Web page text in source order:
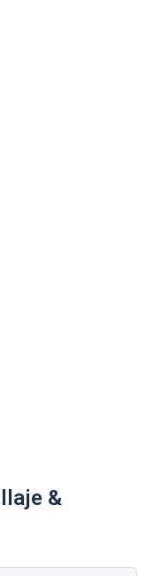
&